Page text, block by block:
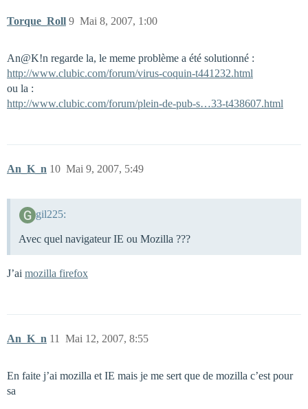
Torque_Roll Mai 8, 2007, 1:00
9
An@K!n regarde la, le meme problème a été solutionné :
http://www.clubic.com/forum/virus-coquin-t441232.html
ou la :
http://www.clubic.com/forum/plein-de-pub-s…33-t438607.html
An_K_n Mai 9, 2007, 5:49
10
gil225:
Avec quel navigateur IE ou Mozilla ???
J’ai mozilla firefox
An_K_n Mai 12, 2007, 8:55
11
En faite j’ai mozilla et IE mais je me sert que de mozilla c’est pour
sa